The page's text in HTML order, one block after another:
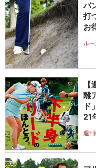
バ
打
お
ル
離
ド
21
週刊